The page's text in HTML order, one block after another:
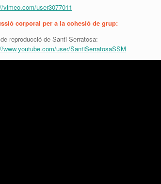
vimeo.com/user3077011
corporal per a la cohesió de grup:
reproducció de Santi Serratosa:
www.youtube.com/user/SantiSerratosaSSM